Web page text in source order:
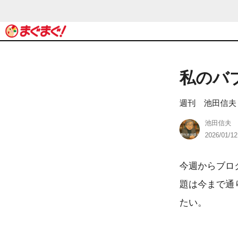
私のバ
週刊 池田信夫
池田信夫
2026/01/12
今週からブロ
題は今まで通